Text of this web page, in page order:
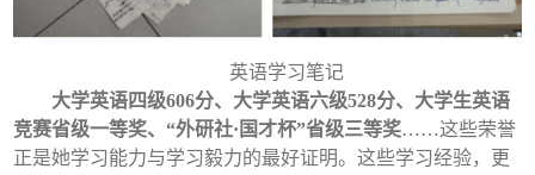
英语学习笔记
大学英语四级606分、大学英语六级528分、大学生英语
竞赛省级一等奖、“外研社·国才杯”省级三等奖……这些荣誉
正是她学习能力与学习毅力的最好证明。这些学习经验，更